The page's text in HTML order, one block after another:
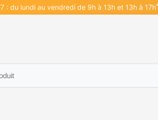
: du lundi au vendredi de 9h à 13h et 13h à 17h